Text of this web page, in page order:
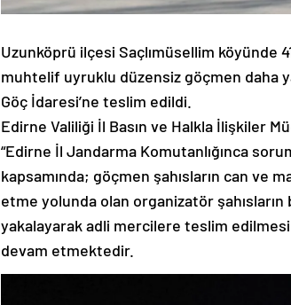
Uzunköprü ilçesi Saçlımüsellim köyünde
muhtelif uyruklu düzensiz göçmen daha
Göç İdaresi’ne teslim edildi.
Edirne Valiliği İl Basın ve Halkla İlişkiler
“Edirne İl Jandarma Komutanlığınca
kapsamında; göçmen şahısların can ve
etme yolunda olan organizatör şahısların
yakalayarak adli mercilere teslim
devam etmektedir.